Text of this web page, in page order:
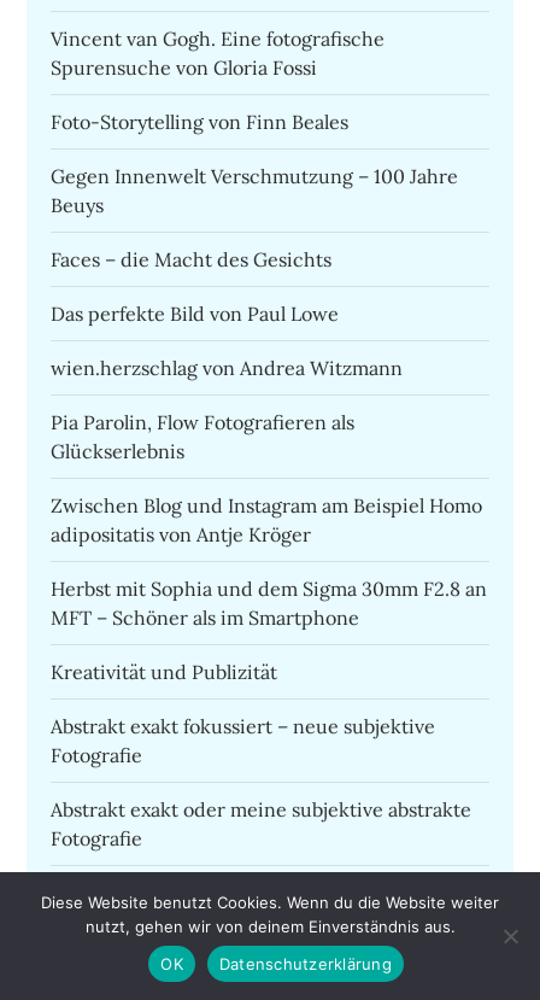
Vincent van Gogh. Eine fotografische
Spurensuche von Gloria Fossi
Foto-Storytelling von Finn Beales
Gegen Innenwelt Verschmutzung – 100 Jahre
Beuys
Faces – die Macht des Gesichts
Das perfekte Bild von Paul Lowe
wien.herzschlag von Andrea Witzmann
Pia Parolin, Flow Fotografieren als
Glückserlebnis
Zwischen Blog und Instagram am Beispiel Homo
adipositatis von Antje Kröger
Herbst mit Sophia und dem Sigma 30mm F2.8 an
MFT – Schöner als im Smartphone
Kreativität und Publizität
Abstrakt exakt fokussiert – neue subjektive
Fotografie
Abstrakt exakt oder meine subjektive abstrakte
Fotografie
Sony holt Lumix ab
Die Frau in blau
Diese Website benutzt Cookies. Wenn du die Website weiter
nutzt, gehen wir von deinem Einverständnis aus.
OK
Datenschutzerklärung